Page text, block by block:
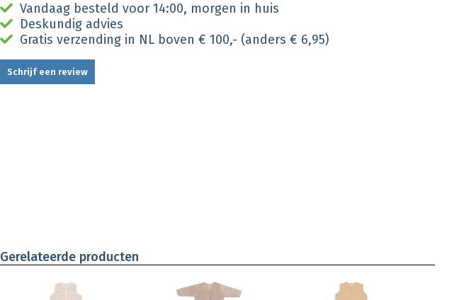
Vandaag besteld voor 14:00, morgen in huis
Deskundig advies
Gratis verzending in NL boven € 100,- (anders € 6,95)
Schrijf een review
Gerelateerde producten